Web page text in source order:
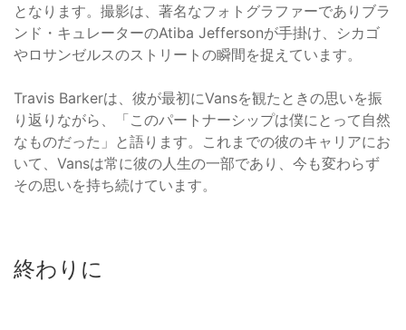
となります。撮影は、著名なフォトグラファーでありブラ
ンド・キュレーターのAtiba Jeffersonが手掛け、シカゴ
やロサンゼルスのストリートの瞬間を捉えています。
Travis Barkerは、彼が最初にVansを観たときの思いを振
り返りながら、「このパートナーシップは僕にとって自然
なものだった」と語ります。これまでの彼のキャリアにお
いて、Vansは常に彼の人生の一部であり、今も変わらず
その思いを持ち続けています。
終わりに